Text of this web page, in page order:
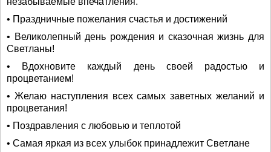
• Праздничные пожелания счастья и достижений
• Великолепный день рождения и сказочная жизнь для
Светланы!
• Вдохновите каждый день своей радостью и
процветанием!
• Желаю наступления всех самых заветных желаний и
процветания!
• Поздравления с любовью и теплотой
• Самая яркая из всех улыбок принадлежит Светлане